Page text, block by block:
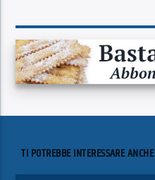
TI POTREBBE INTERESSARE ANCHE